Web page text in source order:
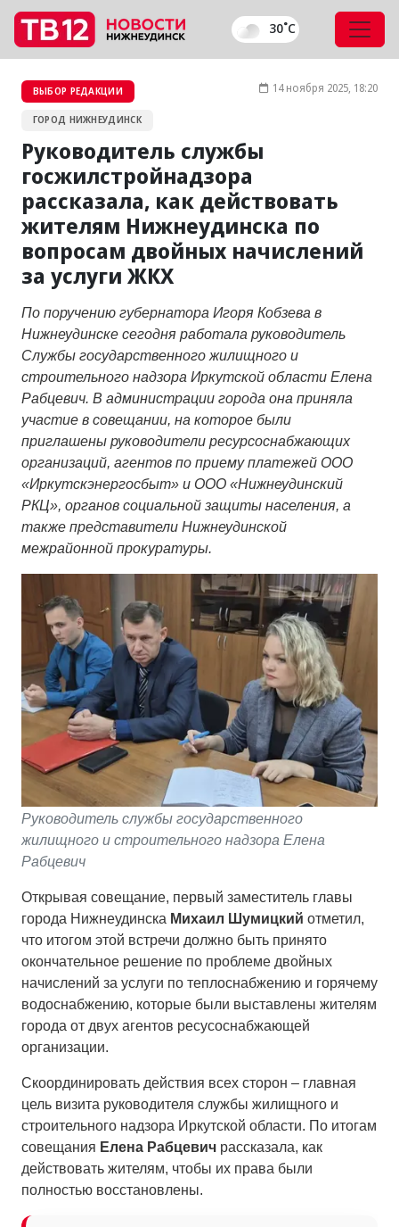
30˚C
ВЫБОР РЕДАКЦИИ
ГОРОД НИЖНЕУДИНСК
14 ноября 2025, 18:20
Руководитель службы
госжилстройнадзора
рассказала, как действовать
жителям Нижнеудинска по
вопросам двойных начислений
за услуги ЖКХ
По поручению губернатора Игоря Кобзева в
Нижнеудинске сегодня работала руководитель
Службы государственного жилищного и
строительного надзора Иркутской области Елена
Рабцевич. В администрации города она приняла
участие в совещании, на которое были
приглашены руководители ресурсоснабжающих
организаций, агентов по приему платежей ООО
«Иркутскэнергосбыт» и ООО «Нижнеудинский
РКЦ», органов социальной защиты населения, а
также представители Нижнеудинской
межрайонной прокуратуры.
Руководитель службы государственного
жилищного и строительного надзора Елена
Рабцевич
Открывая совещание, первый заместитель главы
города Нижнеудинска Михаил Шумицкий отметил,
что итогом этой встречи должно быть принято
окончательное решение по проблеме двойных
начислений за услуги по теплоснабжению и горячему
водоснабжению, которые были выставлены жителям
города от двух агентов ресусоснабжающей
организации.
Скоординировать действия всех сторон – главная
цель визита руководителя службы жилищного и
строительного надзора Иркутской области. По итогам
совещания Елена Рабцевич рассказала, как
действовать жителям, чтобы их права были
полностью восстановлены.